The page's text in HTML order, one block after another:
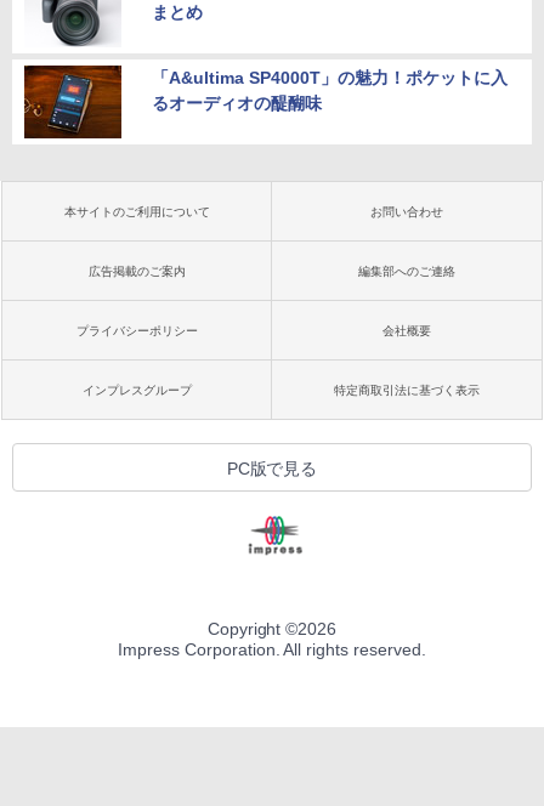
まとめ
「A&ultima SP4000T」の魅力！ポケットに入
るオーディオの醍醐味
本サイトのご利用について お問い合わせ
広告掲載のご案内 編集部へのご連絡
プライバシーポリシー 会社概要
インプレスグループ 特定商取引法に基づく表示
PC版で見る
Copyright ©2026
Impress Corporation. All rights reserved.